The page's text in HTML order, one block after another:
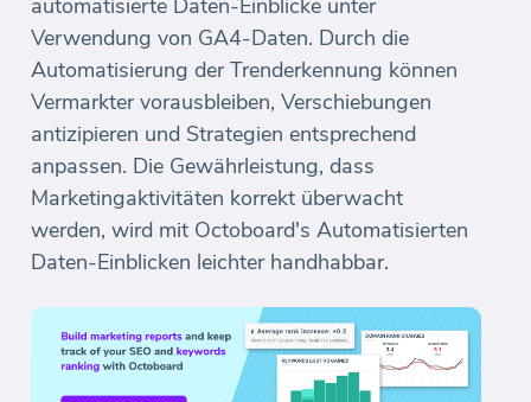
Verwendung von GA4-Daten. Durch die
Automatisierung der Trenderkennung können
Vermarkter vorausbleiben, Verschiebungen
antizipieren und Strategien entsprechend
anpassen. Die Gewährleistung, dass
Marketingaktivitäten korrekt überwacht
werden, wird mit Octoboard's Automatisierten
Daten-Einblicken leichter handhabbar.